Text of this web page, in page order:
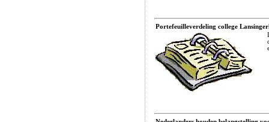
Portefeuilleverdeling college